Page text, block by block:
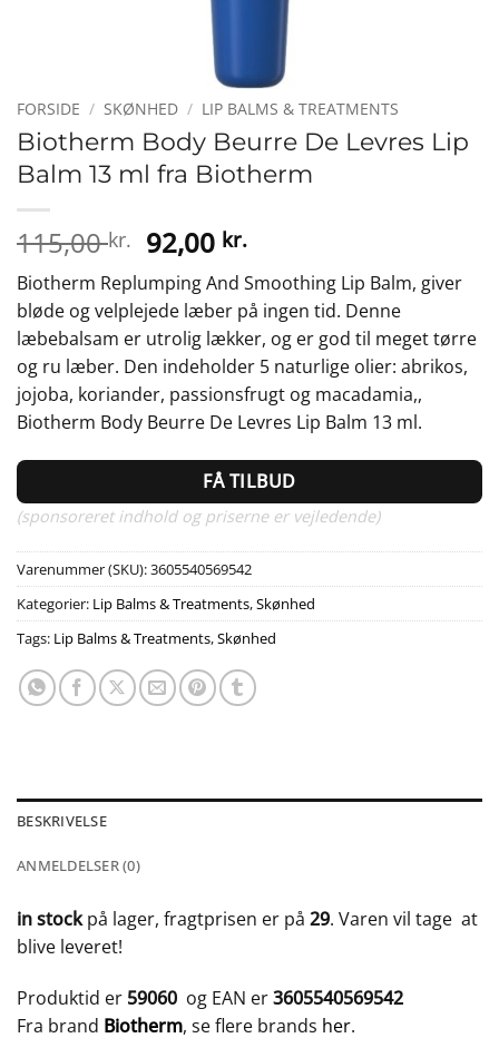
FORSIDE / SKØNHED / LIP BALMS & TREATMENTS
Biotherm Body Beurre De Levres Lip
Balm 13 ml fra Biotherm
115,00kr. Den
oprindelige
pris
var:
115,00 kr..
92,00 kr.Den
aktuelle
pris
er:
92,00 kr..
Biotherm Replumping And Smoothing Lip Balm, giver
bløde og velplejede læber på ingen tid. Denne
læbebalsam er utrolig lækker, og er god til meget tørre
og ru læber. Den indeholder 5 naturlige olier: abrikos,
jojoba, koriander, passionsfrugt og macadamia,,
Biotherm Body Beurre De Levres Lip Balm 13 ml.
FÅ TILBUD
(sponsoreret indhold og priserne er vejledende)
Varenummer (SKU):3605540569542
Kategorier: Lip Balms & Treatments,Skønhed
Tags: Lip Balms & Treatments,Skønhed
BESKRIVELSE
ANMELDELSER (0)
in stockpå lager, fragtprisen er på 29. Varen vil tage at
blive leveret!
Produktid er 59060 og EAN er3605540569542
Fra brand Biotherm, se flere brands her.